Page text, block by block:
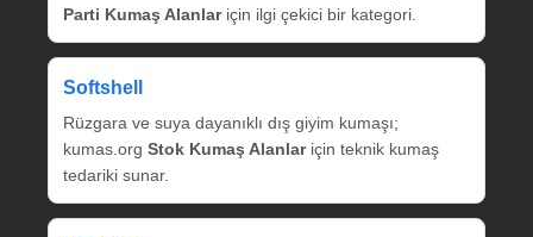
Parti Kumaş Alanlariçin ilgi çekici bir kategori.
Softshell
Rüzgara ve suya dayanıklı dış giyim kumaşı;
kumas.org Stok Kumaş Alanlariçin teknik kumaş
tedariki sunar.